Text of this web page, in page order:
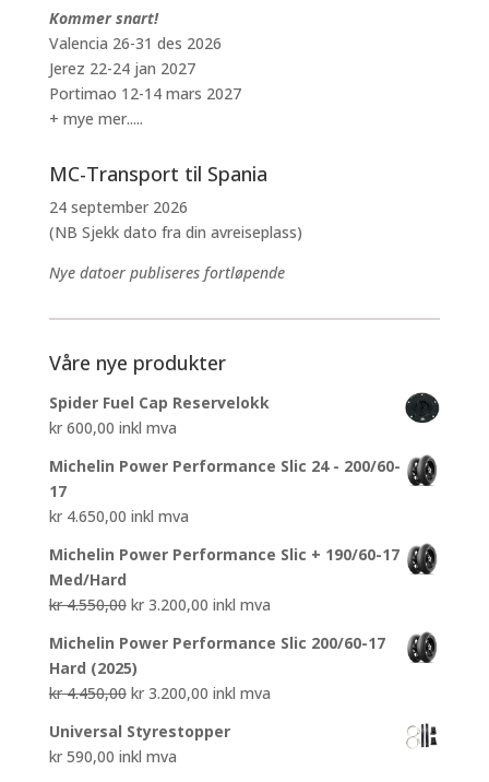
Kommer snart!
Valencia 26-31 des 2026
Jerez 22-24 jan 2027
Portimao 12-14 mars 2027
+ mye mer.....
MC-Transport til Spania
24 september 2026
(NB Sjekk dato fra din avreiseplass)
Nye datoer publiseres fortløpende
Våre nye produkter
Spider Fuel Cap Reservelokk
kr600,00 inkl mva
Michelin Power Performance Slic 24 - 200/60-
17
kr4.650,00 inkl mva
Michelin Power Performance Slic + 190/60-17
Med/Hard
kr4.550,00 Opprinnelig
var:
kr 4.550,00.
kr3.200,00Nåværende
er:
inkl mva
Michelin Power Performance Slic 200/60-17
Hard (2025)
kr4.450,00 Opprinnelig
var:
kr 4.450,00.
kr3.200,00Nåværende
er:
inkl mva
Universal Styrestopper
kr590,00 inkl mva